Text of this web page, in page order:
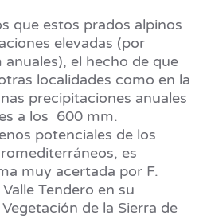
que estos prados alpinos
elevadas (por
el hecho de que
localidades como en la
precipitaciones anuales
a los 600 mm.
potenciales de los
es
muy acertada por F.
Tendero en su
de la Sierra de